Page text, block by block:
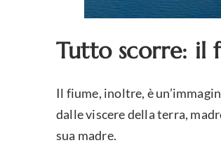
Tutto scorre: il
Il fiume, inoltre, è
dalle viscere della terra,
sua madre.